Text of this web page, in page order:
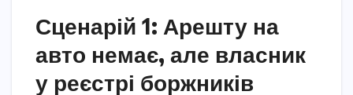
Сценарій 1: Арешту на
авто немає, але власник
у реєстрі боржників